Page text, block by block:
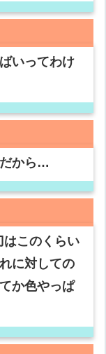
いってわけ
から…
はこのくらい
に対しての
か色やっぱ